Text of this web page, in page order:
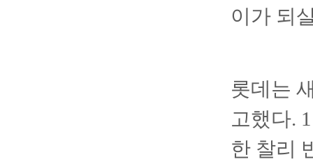
이가 되
롯데는
고했다.
한 찰리